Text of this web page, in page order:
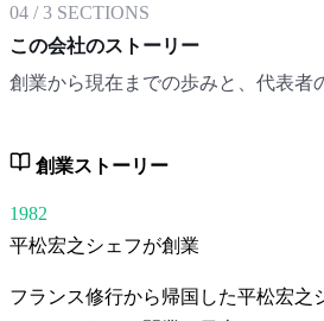
04 /3 SECTIONS
この会社のストーリー
創業から現在までの歩みと、代表者
創業ストーリー
1982
平松宏之シェフが創業
フランス修行から帰国した平松宏之